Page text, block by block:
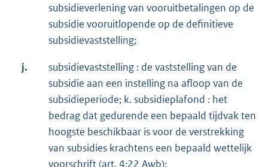
subsidieverlening van vooruitbetalingen op de
subsidie vooruitlopende op de definitieve
subsidievaststelling;
j.
subsidievaststelling : de vaststelling van de
subsidie aan een instelling na afloop van de
subsidieperiode; k. subsidieplafond : het
bedrag dat gedurende een bepaald tijdvak ten
hoogste beschikbaar is voor de verstrekking
van subsidies krachtens een bepaald wettelijk
voorschrift (art. 4:22 Awb);